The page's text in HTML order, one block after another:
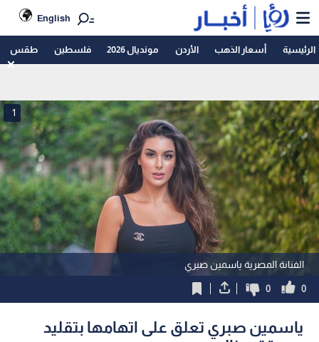
English
الرئيسية أسعار الذهب الأردن مونديال 2026 فلسطين طقس
الفنانة المصرية ياسمين صبري
1
0
0
ياسمين صبري تعلق على اتهامها بتقليد